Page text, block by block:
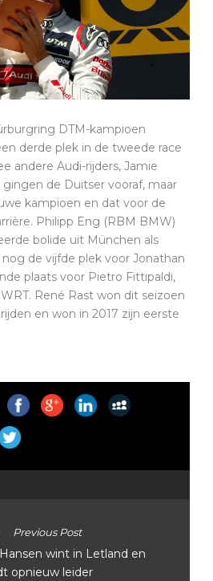
DTM-kampioen
derde plek in de tweede race
andere Audi-rijders, Jamie
gingen de Duitser vooraf, maar
kampioen en dat voor de
Philipp Eng (RBM BMW)
bolide uit München als
de vijfde plek voor Jonathan
plaats voor Pietro Fittipaldi,
René Rast won dit seizoen
en won in 2017 zijn eerste
Previous Post
wint in Letland en
opnieuw leider